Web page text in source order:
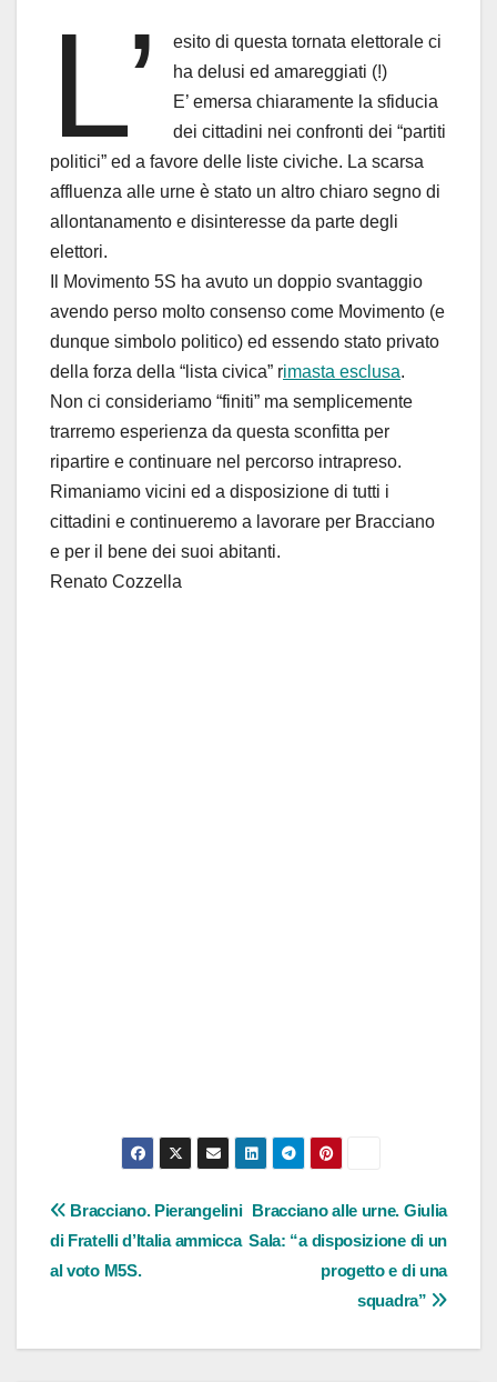
L’
esito di questa tornata elettorale ci
ha delusi ed amareggiati (!)
E’ emersa chiaramente la sfiducia
dei cittadini nei confronti dei “partiti
politici” ed a favore delle liste civiche. La scarsa
affluenza alle urne è stato un altro chiaro segno di
allontanamento e disinteresse da parte degli
elettori.
Il Movimento 5S ha avuto un doppio svantaggio
avendo perso molto consenso come Movimento (e
dunque simbolo politico) ed essendo stato privato
della forza della “lista civica” rimasta esclusa.
Non ci consideriamo “finiti” ma semplicemente
trarremo esperienza da questa sconfitta per
ripartire e continuare nel percorso intrapreso.
Rimaniamo vicini ed a disposizione di tutti i
cittadini e continueremo a lavorare per Bracciano
e per il bene dei suoi abitanti.
Renato Cozzella
Navigazione
articoli
Bracciano alle urne. Giulia
Sala: “a disposizione di un
progetto e di una
squadra”
Bracciano. Pierangelini
di Fratelli d’Italia ammicca
al voto M5S.